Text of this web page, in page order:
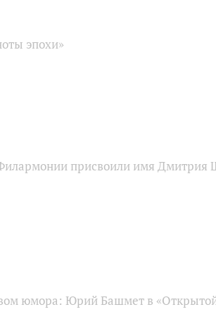
эпохи»
присвоили имя Дмитрия
юмора: Юрий Башмет в